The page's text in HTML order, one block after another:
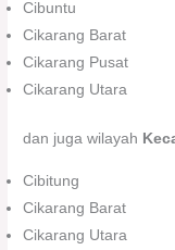
Cibuntu
Cikarang Barat
Cikarang Pusat
Cikarang Utara
dan juga wilayah
Cibitung
Cikarang Barat
Cikarang Utara